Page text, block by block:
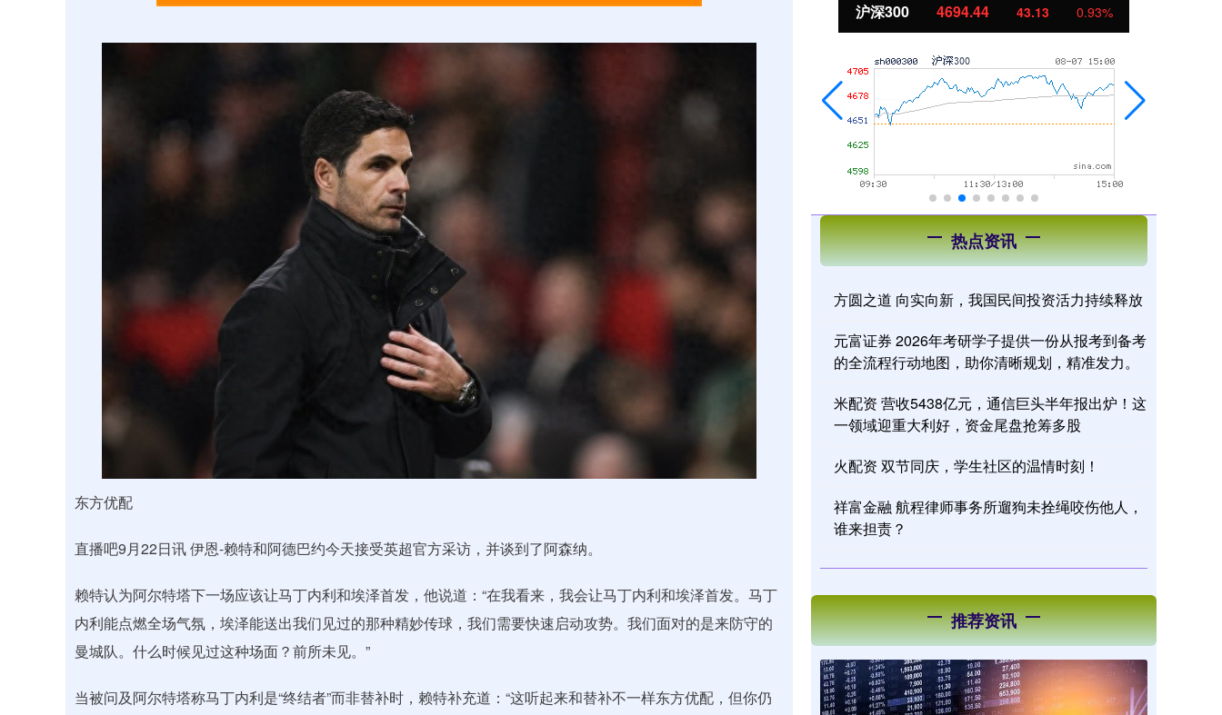
东方优配
直播吧9月22日讯 伊恩-赖特和阿德巴约今天接受英超官方采访，并谈到了阿森纳。
赖特认为阿尔特塔下一场应该让马丁内利和埃泽首发，他说道：“在我看来，我会让马丁内利和埃泽首发。马丁
内利能点燃全场气氛，埃泽能送出我们见过的那种精妙传球，我们需要快速启动攻势。我们面对的是来防守的
曼城队。什么时候见过这种场面？前所未见。”
当被问及阿尔特塔称马丁内利是“终结者”而非替补时，赖特补充道：“这听起来和替补不一样东方优配，但你仍
深证成指 14311.01 200.89 1.42% 沪深300 4694.44 43.13 北证50 1134.24 11.37 1.01%
热点资讯
方圆之道 向实向新，我国民间投资活力持续释放
元富证券 2026年考研学子提供一份从报考到备考
的全流程行动地图，助你清晰规划，精准发力。
米配资 营收5438亿元，通信巨头半年报出炉！这
一领域迎重大利好，资金尾盘抢筹多股
火配资 双节同庆，学生社区的温情时刻！
祥富金融 航程律师事务所遛狗未拴绳咬伤他人，
谁来担责？
推荐资讯